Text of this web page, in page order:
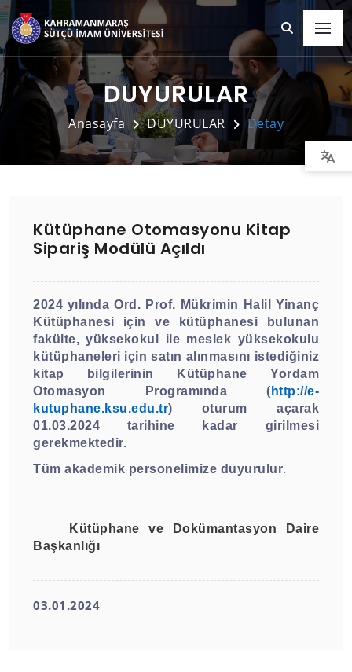
DUYURULAR
Anasayfa DUYURULAR Detay
Kütüphane Otomasyonu Kitap
Sipariş Modülü Açıldı
2024 yılında Ord. Prof. Mükrimin Halil Yinanç
Kütüphanesi için ve kütüphanesi bulunan
fakülte, yüksekokul ile meslek yüksekokulu
kütüphaneleri için satın alınmasını istediğiniz
kitap bilgilerinin
Kütüphane Yordam
Otomasyon Programında ( http://e-
kutuphane.ksu.edu.tr) oturum açarak
01.03.2024 tarihine kadar girilmesi
gerekmektedir.
Tüm akademik personelimize duyurulur.
Kütüphane ve Dokümantasyon Daire
Başkanlığı
03.01.2024